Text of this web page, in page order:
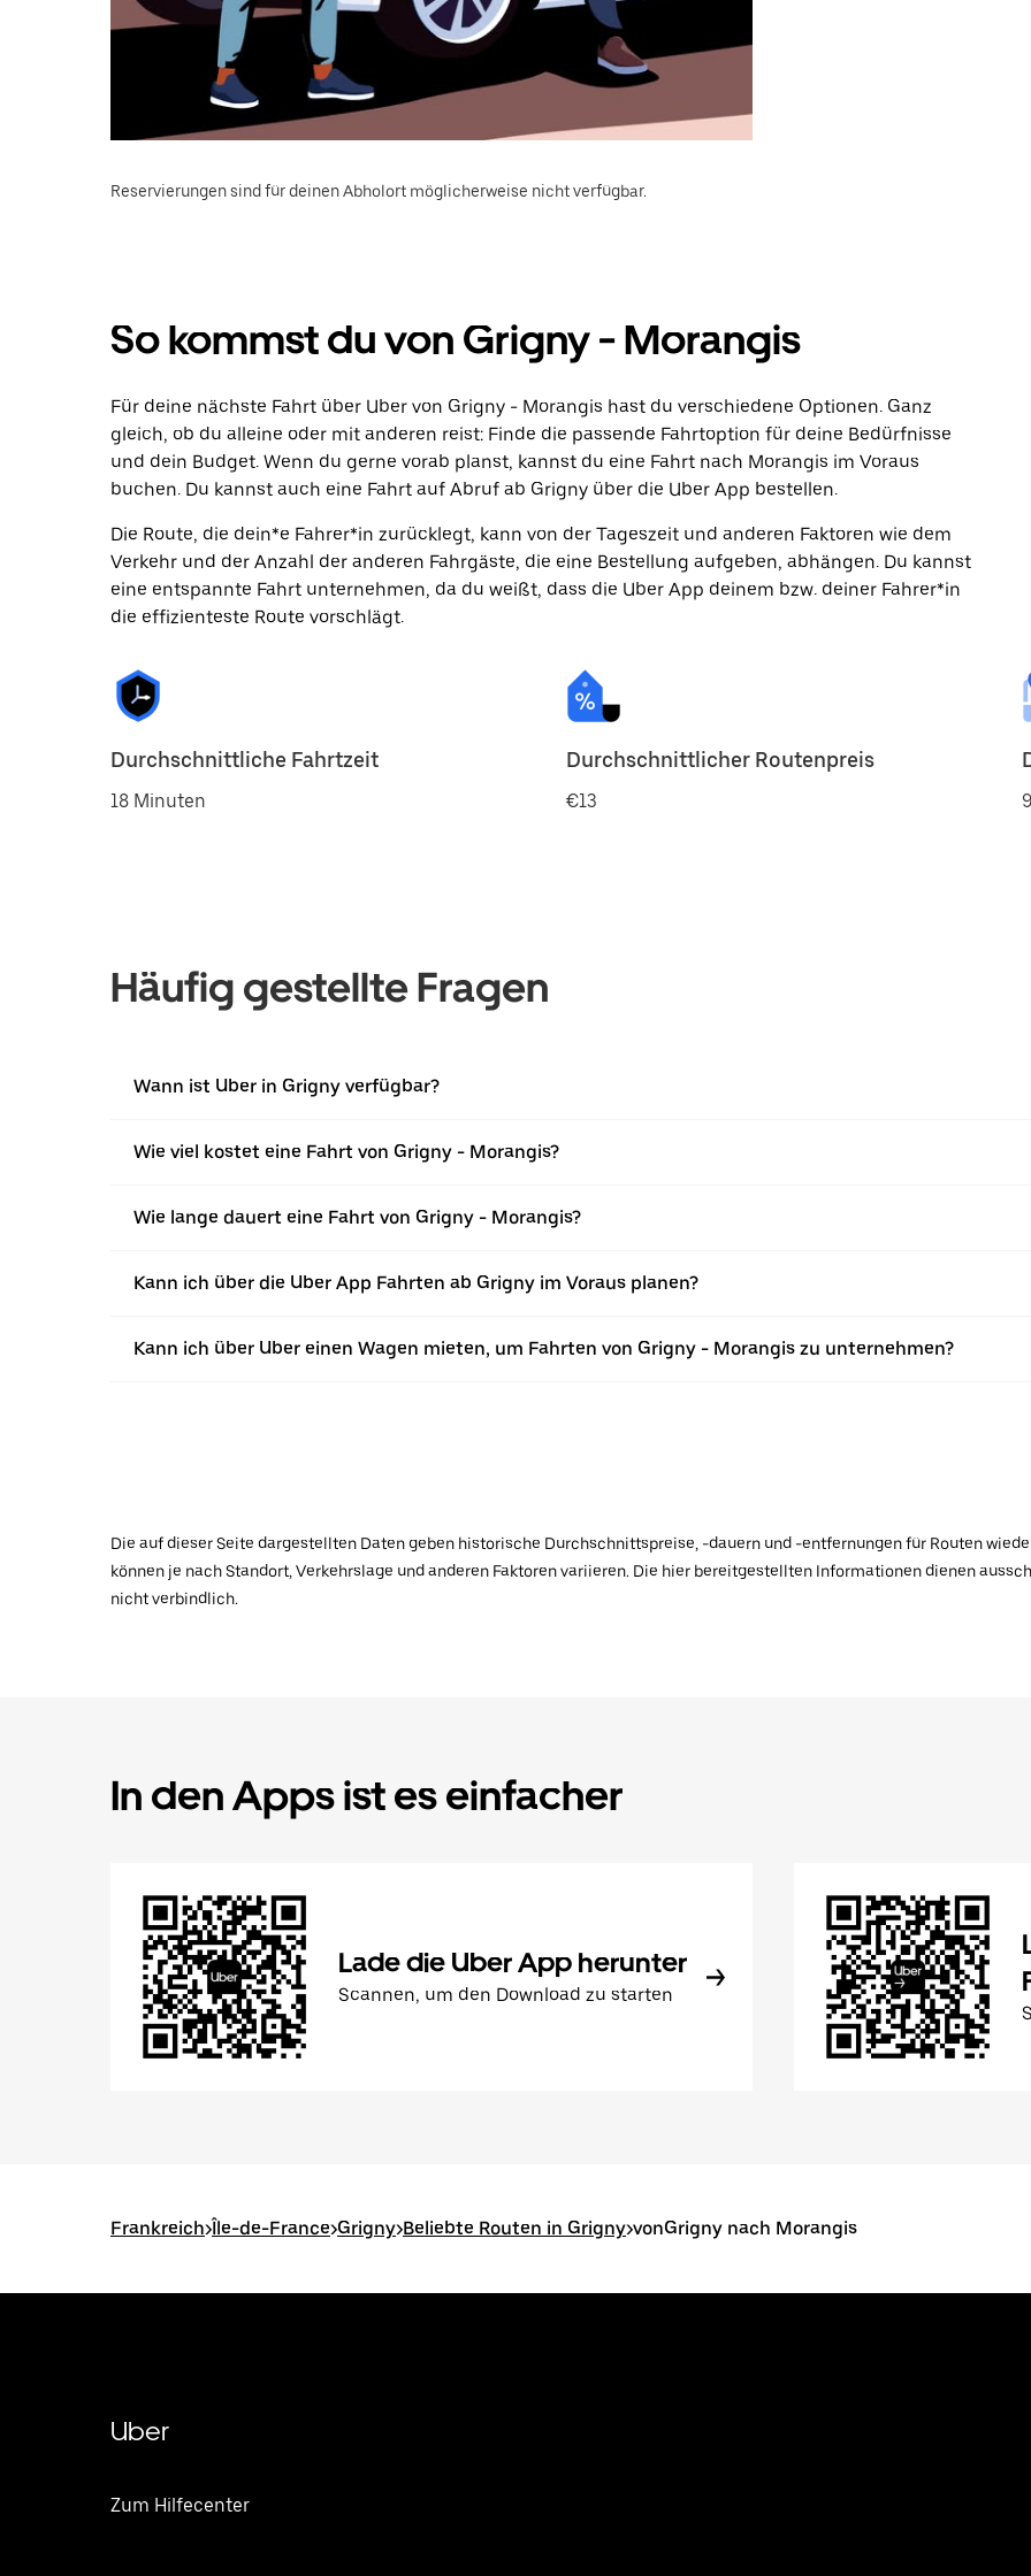
Reservierungen sind für deinen Abholort möglicherweise nicht verfügbar.
So kommst du von Grigny - Morangis
Für deine nächste Fahrt über Uber von Grigny - Morangis hast du verschiedene Optionen. Ganz
gleich, ob du alleine oder mit anderen reist: Finde die passende Fahrtoption für deine Bedürfnisse
und dein Budget. Wenn du gerne vorab planst, kannst du eine Fahrt nach Morangis im Voraus
buchen. Du kannst auch eine Fahrt auf Abruf ab Grigny über die Uber App bestellen.
Die Route, die dein*e Fahrer*in zurücklegt, kann von der Tageszeit und anderen Faktoren wie dem
Verkehr und der Anzahl der anderen Fahrgäste, die eine Bestellung aufgeben, abhängen. Du kannst
eine entspannte Fahrt unternehmen, da du weißt, dass die Uber App deinem bzw. deiner Fahrer*in
die effizienteste Route vorschlägt.
Durchschnittliche Fahrtzeit
18 Minuten
Durchschnittlicher Routenpreis
€13
Häufig gestellte Fragen
Wann ist Uber in Grigny verfügbar?
Wie viel kostet eine Fahrt von Grigny - Morangis?
Wie lange dauert eine Fahrt von Grigny - Morangis?
Kann ich über die Uber App Fahrten ab Grigny im Voraus planen?
Kann ich über Uber einen Wagen mieten, um Fahrten von Grigny - Morangis zu unternehmen?
Die auf dieser Seite dargestellten Daten geben historische Durchschnittspreise, -dauern und -entfernungen für Routen
können je nach Standort, Verkehrslage und anderen Faktoren variieren. Die hier bereitgestellten Informationen dienen
nicht verbindlich.
In den Apps ist es einfacher
Lade die Uber App herunter
Scannen, um den Download zu starten
Frankreich>Île-de-France>Grigny>Beliebte Routen in Grigny>vonGrigny nach Morangis
Uber
Zum Hilfecenter